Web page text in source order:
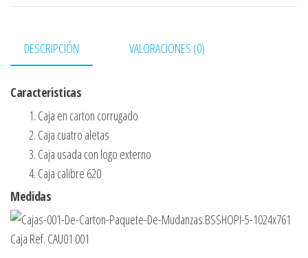
DESCRIPCIÓN VALORACIONES (0)
Caracteristicas
Caja en carton corrugado
Caja cuatro aletas
Caja usada con logo externo
Caja calibre 620
Medidas